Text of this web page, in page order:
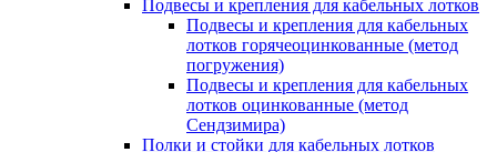
Подвесы и крепления для кабельных лотков
Подвесы и крепления для кабельных
лотков горячеоцинкованные (метод
погружения)
Подвесы и крепления для кабельных
лотков оцинкованные (метод
Сендзимира)
Полки и стойки для кабельных лотков